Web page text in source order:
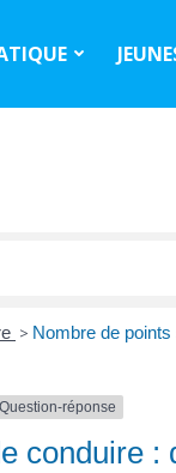
> Nombre de
Question-réponse
conduire